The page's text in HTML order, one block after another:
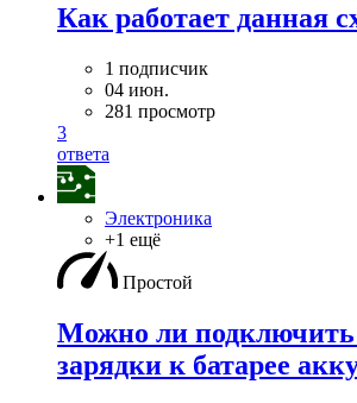
Как работает данная
1 подписчик
04 июн.
281 просмотр
3
ответа
Электроника
+1 ещё
Простой
Можно ли подключить
зарядки к батарее